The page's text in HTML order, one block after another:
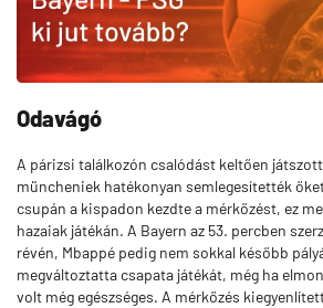
Odavágó
A párizsi találkozón csalódást keltően
müncheniek hatékonyan semlegesítették
csupán a kispadon kezdte a mérkőzést, ez
hazaiak játékán. A Bayern az 53. percben
révén, Mbappé pedig nem sokkal később
megváltoztatta csapata játékát, még ha
volt még egészséges. A mérkőzés